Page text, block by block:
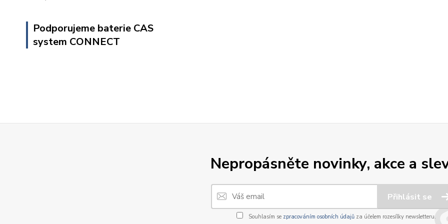
Podporujeme baterie CAS
system CONNECT
Nepropásněte novinky, akce a
Přihlásit se
Souhlasím se zpracováním osobních údajůza účelem rozesílky newsletteru.